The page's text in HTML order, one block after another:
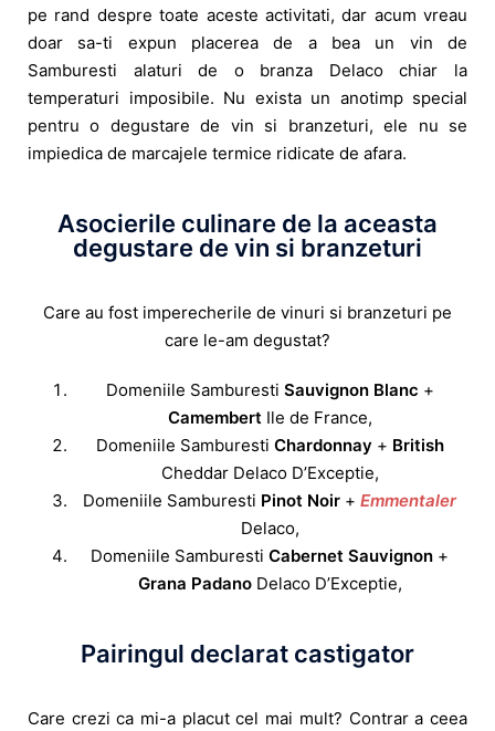
pe rand despre toate aceste activitati, dar acum vreau
doar sa-ti expun placerea de a bea un vin de
Samburesti alaturi de o branza Delaco chiar la
temperaturi imposibile. Nu exista un anotimp special
pentru o degustare de vin si branzeturi, ele nu se
impiedica de marcajele termice ridicate de afara.
Asocierile culinare de la aceasta
degustare de vin si branzeturi
Care au fost imperecherile de vinuri si branzeturi pe
care le-am degustat?
Domeniile Samburesti Sauvignon Blanc +
CamembertIle de France,
Domeniile Samburesti Chardonnay + British
Cheddar Delaco D’Exceptie,
Domeniile Samburesti Pinot Noir + Emmentaler
Delaco,
Domeniile Samburesti Cabernet Sauvignon +
Grana PadanoDelaco D’Exceptie,
Pairingul declarat castigator
Care crezi ca mi-a placut cel mai mult? Contrar a ceea